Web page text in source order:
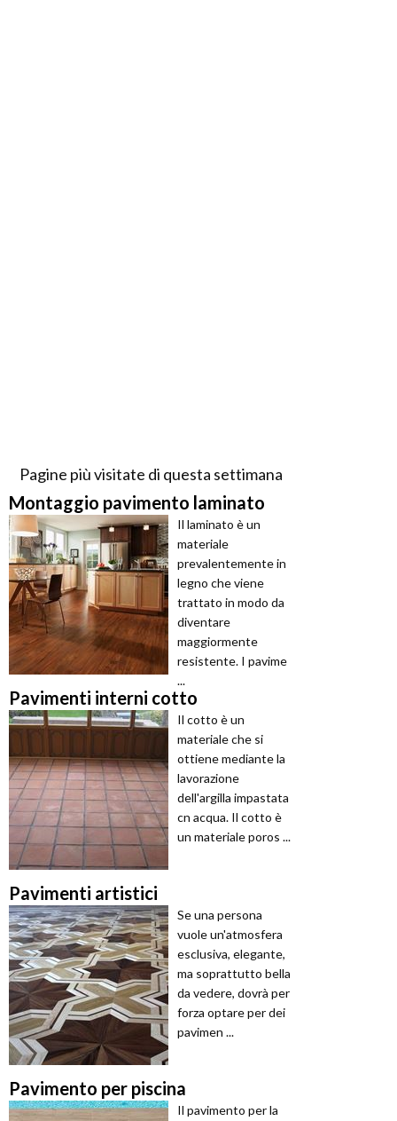
Pagine più visitate di questa settimana
Montaggio pavimento laminato
Il laminato è un
materiale
prevalentemente in
legno che viene
trattato in modo da
diventare
maggiormente
resistente. I pavime
...
Pavimenti interni cotto
Il cotto è un
materiale che si
ottiene mediante la
lavorazione
dell'argilla impastata
cn acqua. Il cotto è
un materiale poros ...
Pavimenti artistici
Se una persona
vuole un'atmosfera
esclusiva, elegante,
ma soprattutto bella
da vedere, dovrà per
forza optare per dei
pavimen ...
Pavimento per piscina
Il pavimento per la